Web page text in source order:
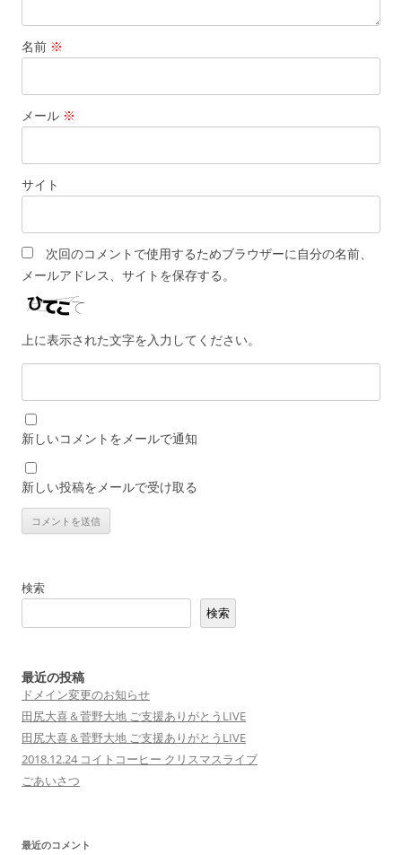
名前 ※
メール ※
サイト
次回のコメントで使用するためブラウザーに自分の名前、
メールアドレス、サイトを保存する。
上に表示された文字を入力してください。
新しいコメントをメールで通知
新しい投稿をメールで受け取る
検索
検索
最近の投稿
ドメイン変更のお知らせ
田尻大喜＆菅野大地 ご支援ありがとうLIVE
田尻大喜＆菅野大地 ご支援ありがとうLIVE
2018.12.24 コイトコーヒー クリスマスライブ
ごあいさつ
最近のコメント